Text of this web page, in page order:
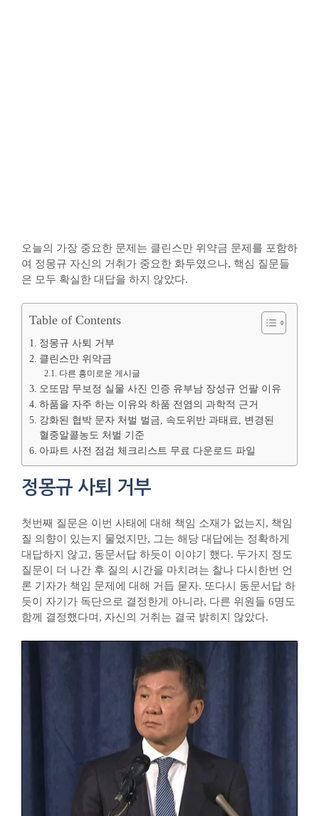
오늘의 가장 중요한 문제는 클린스만 위약금 문제를 포함하
여 정몽규 자신의 거취가 중요한 화두였으나, 핵심 질문들
은 모두 확실한 대답을 하지 않았다.
Table of Contents
정몽규 사퇴 거부
클린스만 위약금
다른 흥미로운 게시글
오또맘 무보정 실물 사진 인증 유부남 장성규 언팔 이유
하품을 자주 하는 이유와 하품 전염의 과학적 근거
강화된 협박 문자 처벌 벌금, 속도위반 과태료, 변경된
혈중알콜농도 처벌 기준
아파트 사전 점검 체크리스트 무료 다운로드 파일
정몽규 사퇴 거부
첫번째 질문은 이번 사태에 대해 책임 소재가 없는지, 책임
질 의향이 있는지 물었지만, 그는 해당 대답에는 정확하게
대답하지 않고, 동문서답 하듯이 이야기 했다. 두가지 정도
질문이 더 나간 후 질의 시간을 마치려는 찰나 다시한번 언
론 기자가 책임 문제에 대해 거듭 묻자. 또다시 동문서답 하
듯이 자기가 독단으로 결정한게 아니라, 다른 위원들 6명도
함께 결정했다며, 자신의 거취는 결국 밝히지 않았다.